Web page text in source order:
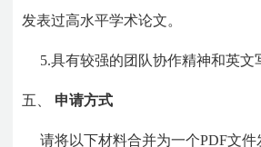
发表过高水平学术论文。
5.具有较强的团队协作精神和英文
五、 申请方式
请将以下材料合并为一个PDF文件